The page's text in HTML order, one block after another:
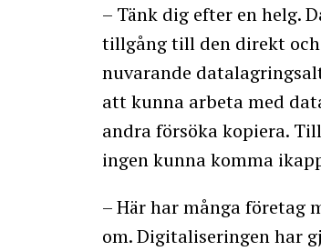
– Tänk dig efter en helg.
tillgång till den direkt
nuvarande
att kunna arbeta med
andra försöka kopiera.
ingen kunna komma
– Här har många företag
om. Digitaliseringen har